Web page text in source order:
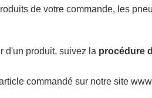
de votre commande, les
d'un produit, suivez la procédure
commandé sur notre site